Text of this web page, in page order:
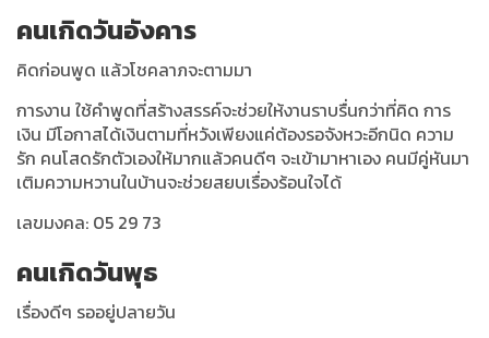
คนเกิดวันอังคาร
คิดก่อนพูด แล้วโชคลาภจะตามมา
การงาน ใช้คำพูดที่สร้างสรรค์จะช่วยให้งานราบรื่นกว่าที่คิด การ
เงิน มีโอกาสได้เงินตามที่หวังเพียงแค่ต้องรอจังหวะอีกนิด ความ
รัก คนโสดรักตัวเองให้มากแล้วคนดีๆ จะเข้ามาหาเอง คนมีคู่หันมา
เติมความหวานในบ้านจะช่วยสยบเรื่องร้อนใจได้
เลขมงคล: 05 29 73
คนเกิดวันพุธ
เรื่องดีๆ รออยู่ปลายวัน